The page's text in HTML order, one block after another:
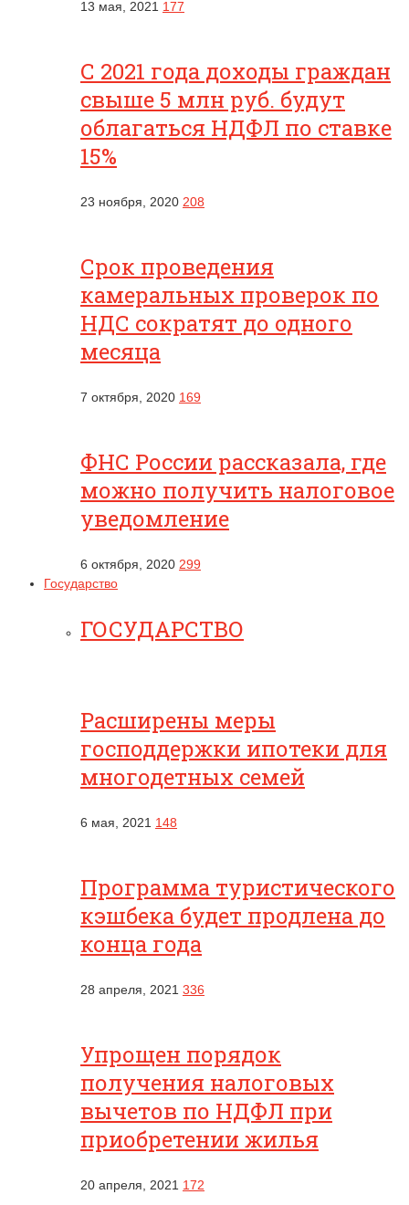
13 мая, 2021 177
С 2021 года доходы граждан
свыше 5 млн руб. будут
облагаться НДФЛ по ставке
15%
23 ноября, 2020 208
Срок проведения
камеральных проверок по
НДС сократят до одного
месяца
7 октября, 2020 169
ФНС России рассказала, где
можно получить налоговое
уведомление
6 октября, 2020 299
Государство
ГОСУДАРСТВО
Расширены меры
господдержки ипотеки для
многодетных семей
6 мая, 2021 148
Программа туристического
кэшбека будет продлена до
конца года
28 апреля, 2021 336
Упрощен порядок
получения налоговых
вычетов по НДФЛ при
приобретении жилья
20 апреля, 2021 172